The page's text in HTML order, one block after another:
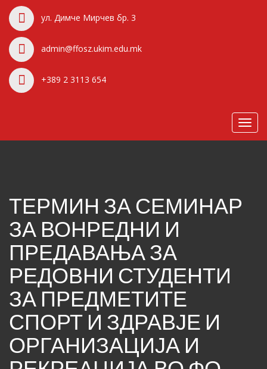
ул. Димче Мирчев бр. 3
admin@ffosz.ukim.edu.mk
+389 2 3113 654
ТЕРМИН ЗА СЕМИНАР
ЗА ВОНРЕДНИ И
ПРЕДАВАЊА ЗА
РЕДОВНИ СТУДЕНТИ
ЗА ПРЕДМЕТИТЕ
СПОРТ И ЗДРАВЈЕ И
ОРГАНИЗАЦИЈА И